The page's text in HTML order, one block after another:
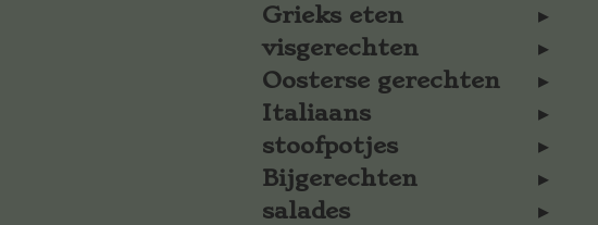
Grieks eten
visgerechten
Oosterse gerechten
Italiaans
stoofpotjes
Bijgerechten
salades